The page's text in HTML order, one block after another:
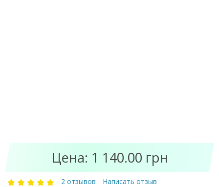
Цена: 1 140.00 грн
2 отзывов Написать отзыв